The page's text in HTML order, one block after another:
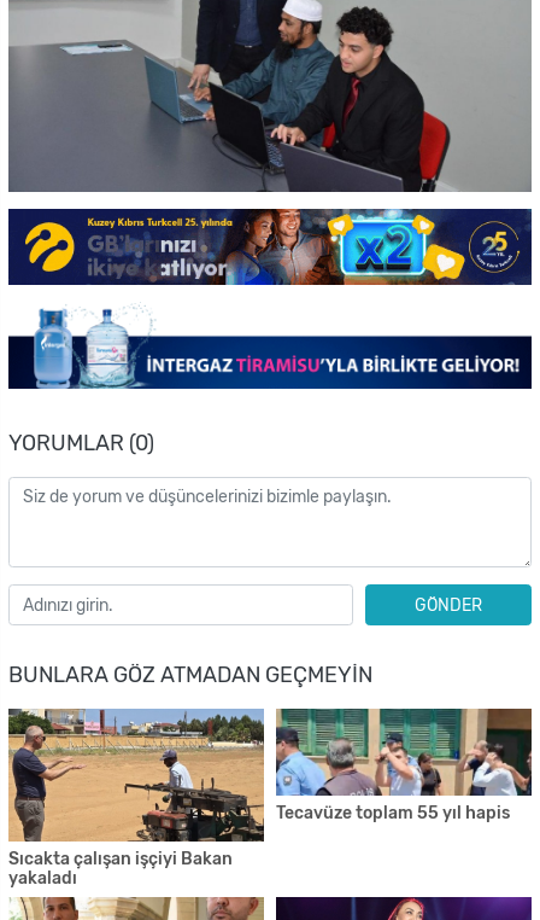
YORUMLAR (0)
GÖNDER
BUNLARA GÖZ ATMADAN GEÇMEYIN
Sıcakta çalışan işçiyi Bakan
yakaladı
Tecavüze toplam 55 yıl hapis